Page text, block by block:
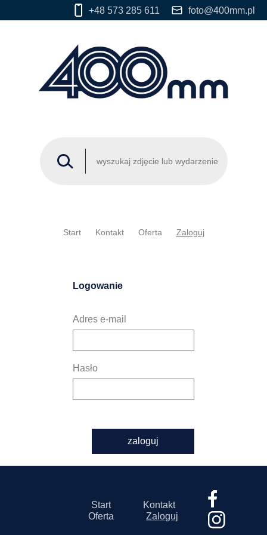
+48 573 285 611 foto@400mm.pl
Start Kontakt Oferta Zaloguj
Logowanie
Adres e-mail
Hasło
zaloguj
Start
Kontakt
Oferta
Zaloguj